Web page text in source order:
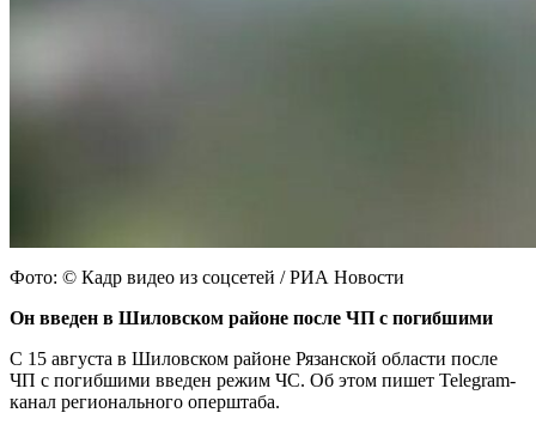
Фото: © Кадр видео из соцсетей / РИА Новости
Он введен в Шиловском районе после ЧП с погибшими
С 15 августа в Шиловском районе Рязанской области после
ЧП с погибшими введен режим ЧС. Об этом пишет Telegram-
канал регионального оперштаба.